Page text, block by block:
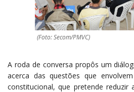
(Foto: Secom/PMVC)
A roda de conversa propôs um
acerca das questões que
constitucional, que pretende reduzir